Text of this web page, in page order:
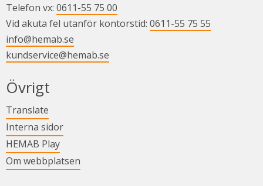
i nytt fönster.
Telefon vx: 0611-55 75 00
Vid akuta fel utanför kontorstid: 0611-55 75 55
info@hemab.se
kundservice@hemab.se
Övrigt
Translate
Interna sidorLänk till annan webbplats.
HEMAB PlayLänk till annan webbplats.
Om webbplatsen